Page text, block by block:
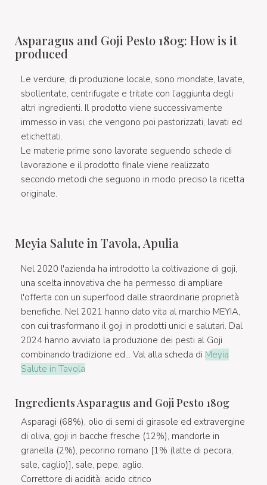
Asparagus and Goji Pesto 180g: How is it
produced
Le verdure, di produzione locale, sono mondate, lavate,
sbollentate, centrifugate e tritate con l’aggiunta degli
altri ingredienti. Il prodotto viene successivamente
immesso in vasi, che vengono poi pastorizzati, lavati ed
etichettati.
Le materie prime sono lavorate seguendo schede di
lavorazione e il prodotto finale viene realizzato
secondo metodi che seguono in modo preciso la ricetta
originale.
Meyia Salute in Tavola, Apulia
Nel 2020 l'azienda ha introdotto la coltivazione di goji,
una scelta innovativa che ha permesso di ampliare
l'offerta con un superfood dalle straordinarie proprietà
benefiche. Nel 2021 hanno dato vita al marchio MEYIA,
con cui trasformano il goji in prodotti unici e salutari. Dal
2024 hanno avviato la produzione dei pesti al Goji
combinando tradizione ed... Val alla scheda di Meyia
Salute in Tavola
Ingredients Asparagus and Goji Pesto 180g
Asparagi (68%), olio di semi di girasole ed extravergine
di oliva, goji in bacche fresche (12%), mandorle in
granella (2%), pecorino romano [1% (latte di pecora,
sale, caglio)], sale, pepe, aglio.
Correttore di acidità: acido citrico